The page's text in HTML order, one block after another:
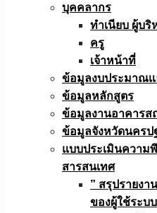
บุคคลากร
ทำเนียบ ผู้บริ
ครู
เจ้าหน้าที่
ข้อมูลงบประมาณเเ
ข้อมูลหลักสูตร
ข้อมูลงานอาคารส
ข้อมูลจังหวัดนครป
แบบประเมินความ
สารสนเทศ
” สรุปรายงา
ของผู้ใช้ระบ